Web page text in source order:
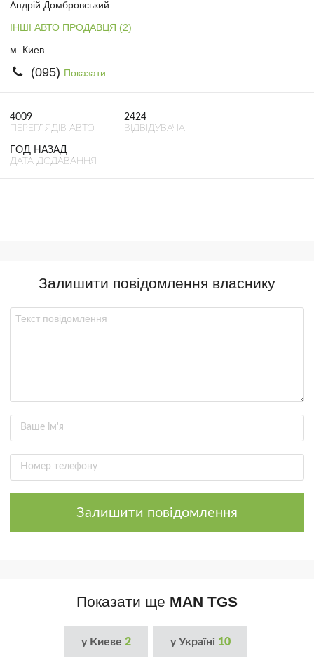
Андрій Домбровський
ІНШІ АВТО ПРОДАВЦЯ (2)
м. Киев
(095) Показати
4009
ПЕРЕГЛЯДІВ АВТО
2424
ВІДВІДУВАЧА
ГОД НАЗАД
ДАТА ДОДАВАННЯ
Залишити повідомлення власнику
Залишити повідомлення
Показати ще MAN TGS
у Киеве 2 у Україні 10